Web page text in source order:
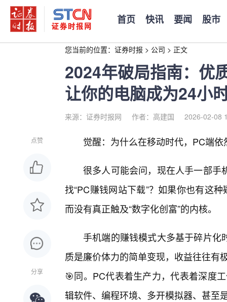
首页 快讯 要闻 股市
您当前的位置： 证券时报 > 公司 > 正文
2024年破局指南：优
让你的电脑成为24小
来源：证券时报网 作者：高建国 2026-02-08
点赞
分享
觉醒：为什么在移动时代，PC端依
很多人可能会问，现在人手一部手
找“PC赚钱网站下载”？如果你也有这
而没有真正触及“数字化创富”的内核。
手机端的赚钱模式大多基于碎片化
质是廉价体力的简单变现，收益往往有
🎯同。PC代表着生产力，代表着深度
辑软件、编程环境、多开模拟器、甚至